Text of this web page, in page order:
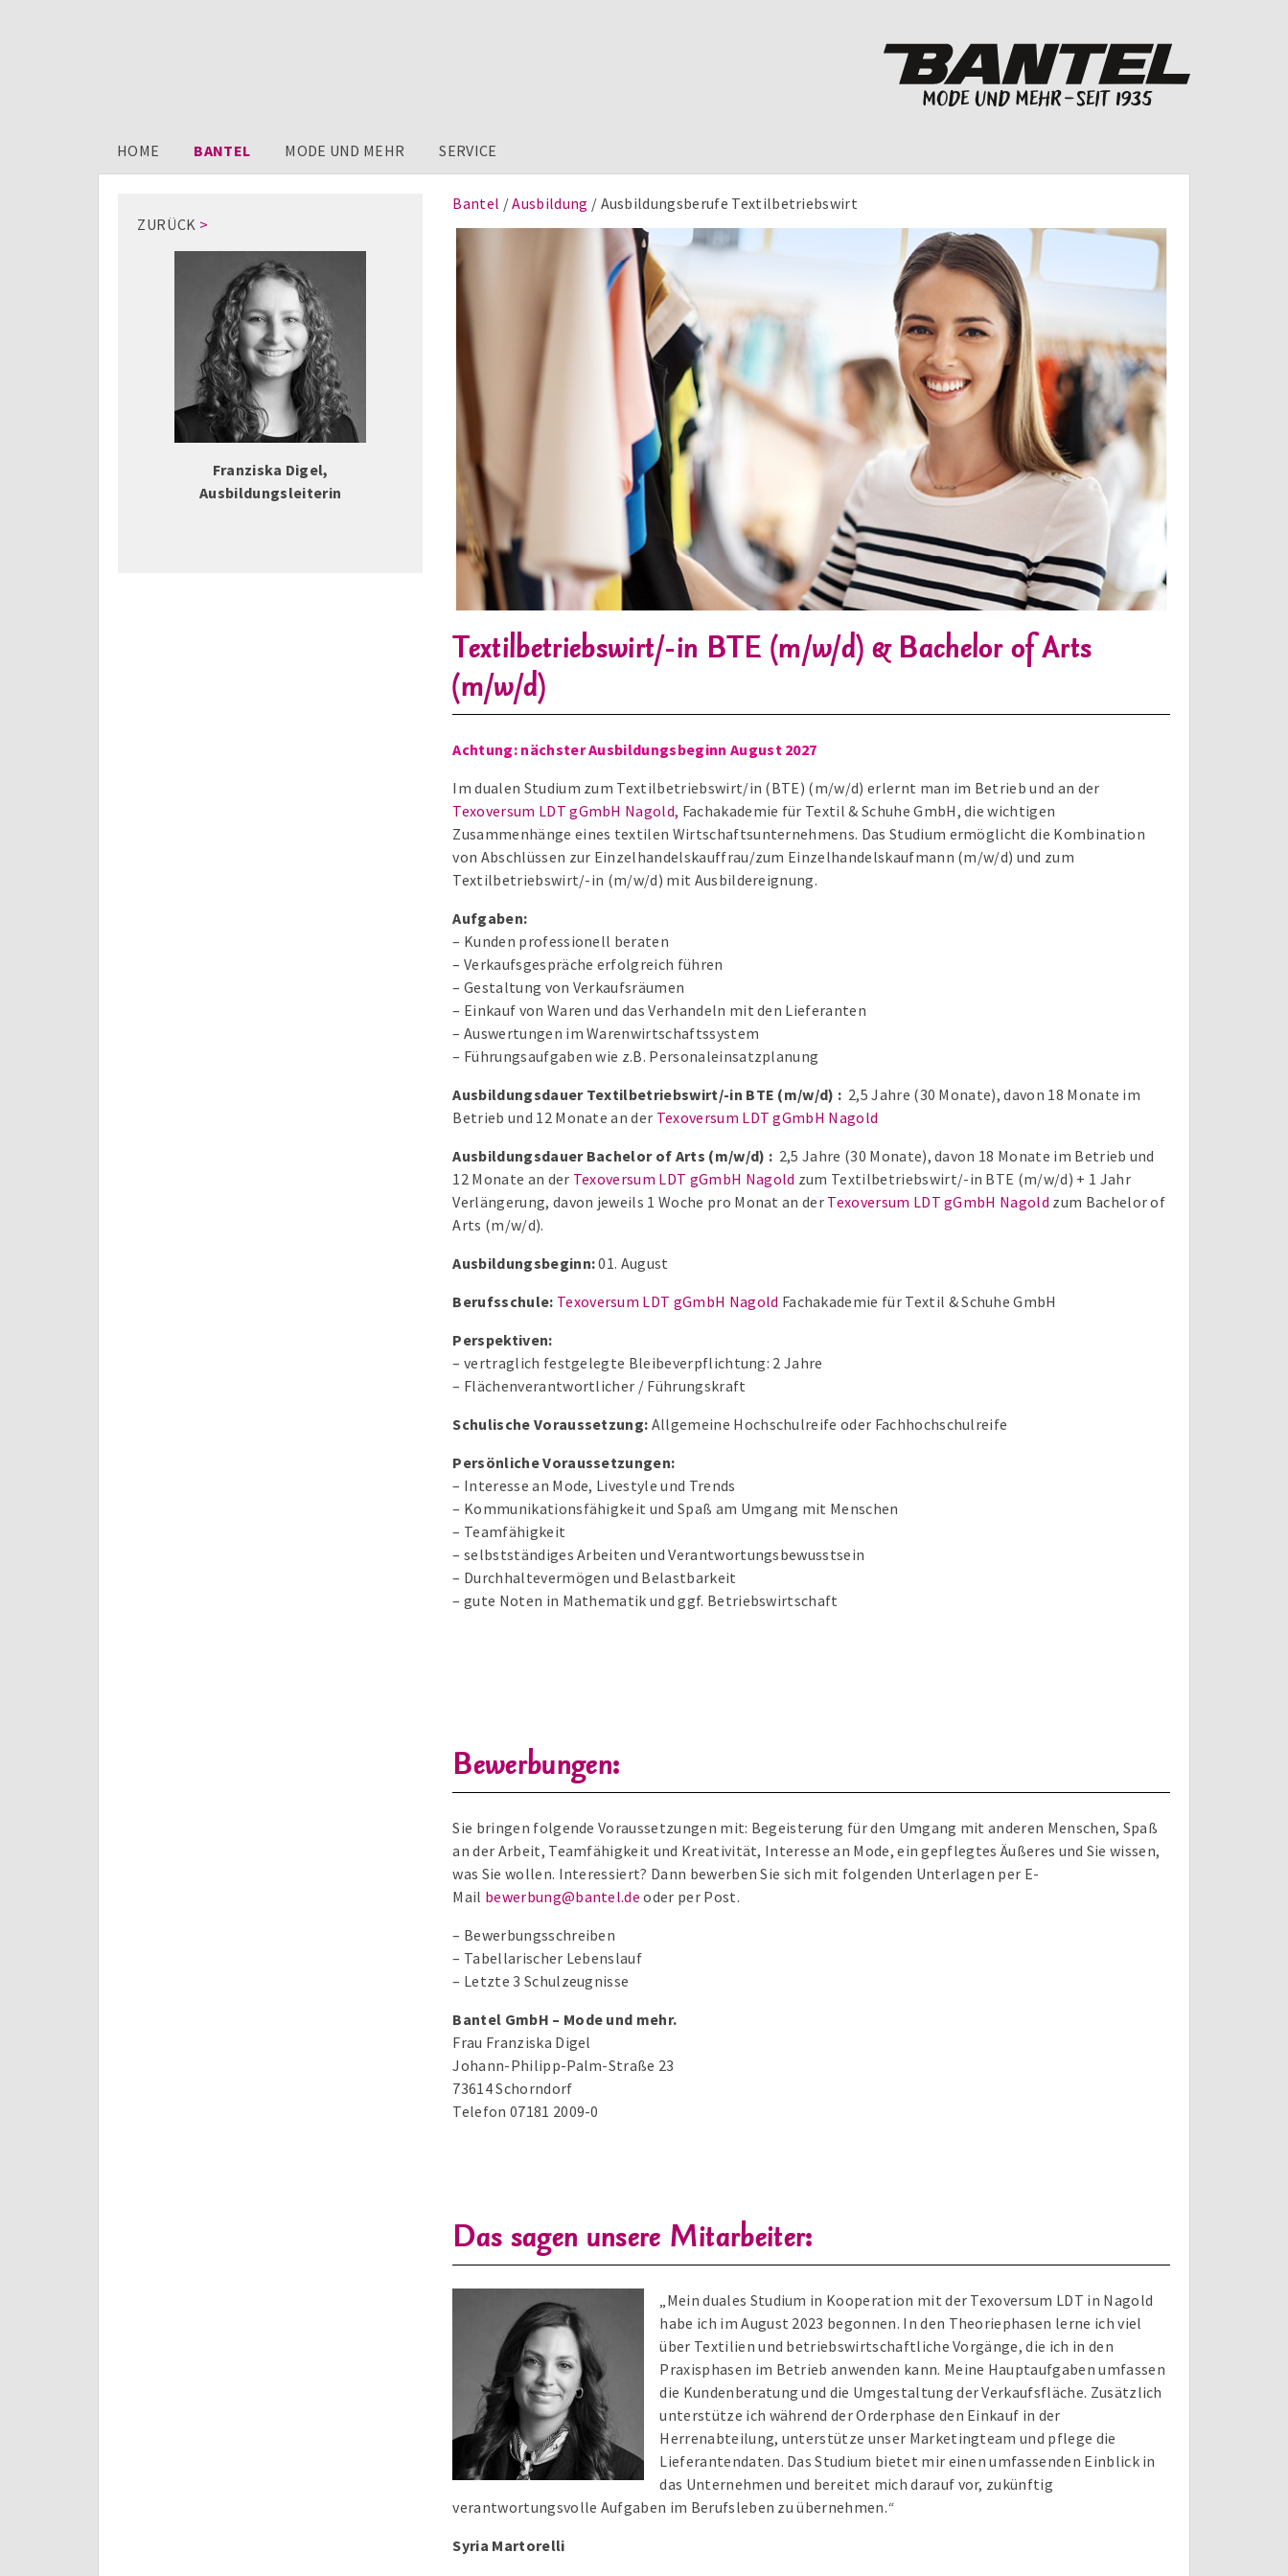
HOME BANTEL MODE UND MEHR SERVICE
Bantel Ausbildung Ausbildungsberufe Textilbetriebswirt
Textilbetriebswirt/-in BTE (m/w/d) & Bachelor of Arts
(m/w/d)
Achtung: nächster Ausbildungsbeginn August 2027
Im dualen Studium zum Textilbetriebswirt/in (BTE) (m/w/d) erlernt man im Betrieb und an der
Texoversum LDT gGmbH Nagold, Fachakademie für Textil & Schuhe GmbH, die wichtigen
Zusammenhänge eines textilen Wirtschaftsunternehmens. Das Studium ermöglicht die Kombination
von Abschlüssen zur Einzelhandelskauffrau/zum Einzelhandelskaufmann (m/w/d) und zum
Textilbetriebswirt/-in (m/w/d) mit Ausbildereignung.
Aufgaben:
– Kunden professionell beraten
– Verkaufsgespräche erfolgreich führen
– Gestaltung von Verkaufsräumen
– Einkauf von Waren und das Verhandeln mit den Lieferanten
– Auswertungen im Warenwirtschaftssystem
– Führungsaufgaben wie z.B. Personaleinsatzplanung
Ausbildungsdauer Textilbetriebswirt/-in BTE (m/w/d) : 2,5 Jahre (30 Monate), davon 18 Monate im
Betrieb und 12 Monate an der Texoversum LDT gGmbH Nagold
Ausbildungsdauer Bachelor of Arts (m/w/d) : 2,5 Jahre (30 Monate), davon 18 Monate im Betrieb und
12 Monate an der Texoversum LDT gGmbH Nagold zum Textilbetriebswirt/-in BTE (m/w/d) + 1 Jahr
Verlängerung, davon jeweils 1 Woche pro Monat an der Texoversum LDT gGmbH Nagold zum Bachelor of
Arts (m/w/d).
Ausbildungsbeginn:01. August
Berufsschule: Texoversum LDT gGmbH Nagold Fachakademie für Textil & Schuhe GmbH
Perspektiven:
– vertraglich festgelegte Bleibeverpflichtung: 2 Jahre
– Flächenverantwortlicher / Führungskraft
Schulische Voraussetzung: Allgemeine Hochschulreife oder Fachhochschulreife
Persönliche Voraussetzungen:
– Interesse an Mode, Livestyle und Trends
– Kommunikationsfähigkeit und Spaß am Umgang mit Menschen
– Teamfähigkeit
– selbstständiges Arbeiten und Verantwortungsbewusstsein
– Durchhaltevermögen und Belastbarkeit
– gute Noten in Mathematik und ggf. Betriebswirtschaft
Bewerbungen:
Sie bringen folgende Voraussetzungen mit: Begeisterung für den Umgang mit anderen Menschen, Spaß
an der Arbeit, Teamfähigkeit und Kreativität, Interesse an Mode, ein gepflegtes Äußeres und Sie wissen,
was Sie wollen. Interessiert? Dann bewerben Sie sich mit folgenden Unterlagen per E-
Mail bewerbung@bantel.de oder per Post.
– Bewerbungsschreiben
– Tabellarischer Lebenslauf
– Letzte 3 Schulzeugnisse
Bantel GmbH – Mode und mehr.
Frau Franziska Digel
Johann-Philipp-Palm-Straße 23
73614 Schorndorf
Telefon 07181 2009-0
Das sagen unsere Mitarbeiter:
„Mein duales Studium in Kooperation mit der Texoversum LDT in Nagold
habe ich im August 2023 begonnen. In den Theoriephasen lerne ich viel
über Textilien und betriebswirtschaftliche Vorgänge, die ich in den
Praxisphasen im Betrieb anwenden kann. Meine Hauptaufgaben umfassen
die Kundenberatung und die Umgestaltung der Verkaufsfläche. Zusätzlich
unterstütze ich während der Orderphase den Einkauf in der
Herrenabteilung, unterstütze unser Marketingteam und pflege die
Lieferantendaten. Das Studium bietet mir einen umfassenden Einblick in
das Unternehmen und bereitet mich darauf vor, zukünftig
verantwortungsvolle Aufgaben im Berufsleben zu übernehmen.“
Syria Martorelli
ZURÜCK
Franziska Digel,
Ausbildungsleiterin